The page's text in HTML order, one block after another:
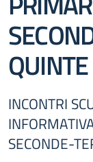
QUINTE
INCONTRI
SECONDE-